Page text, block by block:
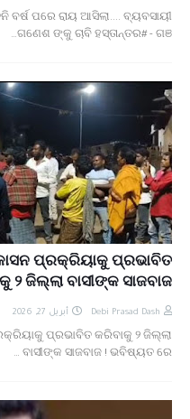
ପରେ ରାୟ ଆସିଲା.... ବ୍ୟବସାୟୀ
ଗଣେଶ ଙ୍କୁ ଚାବି ହସ୍ତାନ୍ତର# - ଗଞ…
ପ୍ରକ୍ରିୟାକୁ ପ୍ରଭାବିତ
୨ ଜିଲ୍ଲା ବାସୀଙ୍କ ସାଜବାଜ !
Debi Prasad Dash أبريل 27, 2026
ପ୍ରଭାବିତ କରିବାକୁ ୨ ଜିଲ୍ଲା
ବାସୀଙ୍କ ସାଜବାଜ ! ଭବିଷ୍ୟତ ରେ …